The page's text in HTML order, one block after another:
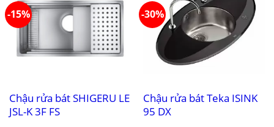
-15%
Chậu rửa bát SHIGERU LE
JSL-K 3F FS
-30%
Chậu rửa bát Teka ISINK
95 DX